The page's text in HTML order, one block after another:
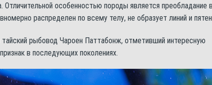
Отличительной особенностью породы является преобладание
распределен по всему телу, не образует линий и
рыбовод Чароен Паттабонж, отметивший интересную
в последующих поколениях.